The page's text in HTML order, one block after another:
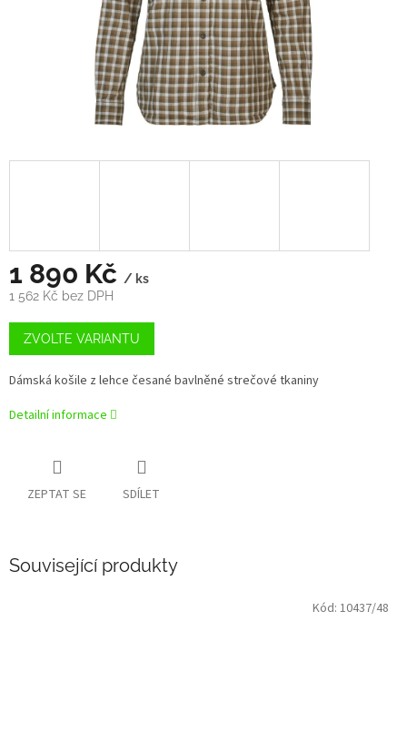
1 890 Kč / ks
1 562 Kč bez DPH
Měrná
cena:
ZVOLTE VARIANTU
Dámská košile z lehce česané bavlněné strečové tkaniny
Detailní informace
ZEPTAT SE SDÍLET
Související produkty
Kód: 10437/48